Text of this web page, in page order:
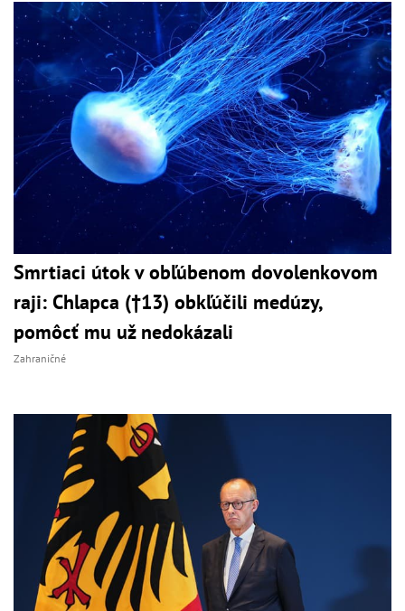
Smrtiaci útok v obľúbenom dovolenkovom
raji: Chlapca (†13) obkľúčili medúzy,
pomôcť mu už nedokázali
Zahraničné